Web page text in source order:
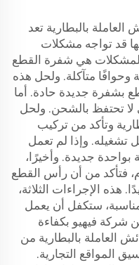
بالبطارية تعد
قد تواجه مشكلات
هي شفرة القطع
وحوافًا متآكلة. ولحل هذه
بشفرة جديدة حادة. أما
لا تحتفظ بالشحن. ولحل
وتأكد من تركيب
تشغيله. وإذا لم تعمل
بواحدة جديدة. وأخيرًا،
فتأكد من أن رأس القطع
هذه الإجراءات الثلاثة،
ستكفل أن يعمل
شركة فيهيو بكفاءة
العاملة بالبطارية من
المواقع التجارية.